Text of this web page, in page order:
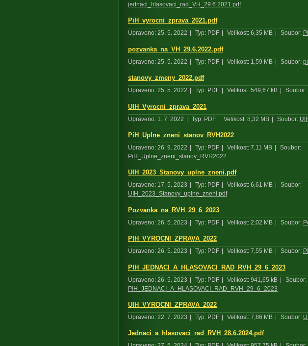
jednaci_hlasovaci_rad_VH_29.6.2021.pdf
PiH_vyrocni_zprava_2021.pdf
Upraveno: 25. 5. 2022 Typ: PDF Velikost: 6,35 MB Soubor:
pozvanka_na_VH_29.6.2022.pdf
Upraveno: 25. 5. 2022 | Typ: PDF | Velikost: 1,59 MB | Soubor:
stanovy_zmeny_2022.pdf
Upraveno: 25. 5. 2022 Typ: PDF Velikost: 549,67 kB Soubor:
UIH_Vyrocni_zprava_2021
Upraveno: 1. 7. 2022 | Typ: PDF | Velikost: 8,32 MB | Soubor:
PiH_Uplne_zneni_stanov_RVH2022
Upraveno: 26. 9. 2022 Typ: PDF Velikost: 7,11 MB
Soubor:
PiH_Uplne_zneni_stanov_RVH2022
UIH_2023_Stanovy_uplne_zneni.pdf
Upraveno: 17. 5. 2023 Typ: PDF Velikost: 6,61 MB
Soubor:
UIH_2023_Stanovy_uplne_zneni.pdf
Pozvanka_na_RVH_29_6_2023
Upraveno: 26. 5. 2023 | Typ: PDF | Velikost: 2,02 MB | Soubor:
PIH_VYROCNI_ZPRAVA_2022
Upraveno: 26. 5. 2023 Typ: PDF Velikost: 7,55 MB Soubor:
PIH_JEDNACI_A_HLASOVACI_RAD_RVH_29_6_2023
Upraveno: 26. 5. 2023 | Typ: PDF | Velikost: 941,65 kB |
Soubor:
PIH_JEDNACI_A_HLASOVACI_RAD_RVH_29_6_2023
UIH_VYROCNI_ZPRAVA_2022
Upraveno: 22. 7. 2023 Typ: PDF Velikost: 7,86 MB Soubor:
Jednaci_a_hlasovaci_rad_RVH_28.6.2024.pdf